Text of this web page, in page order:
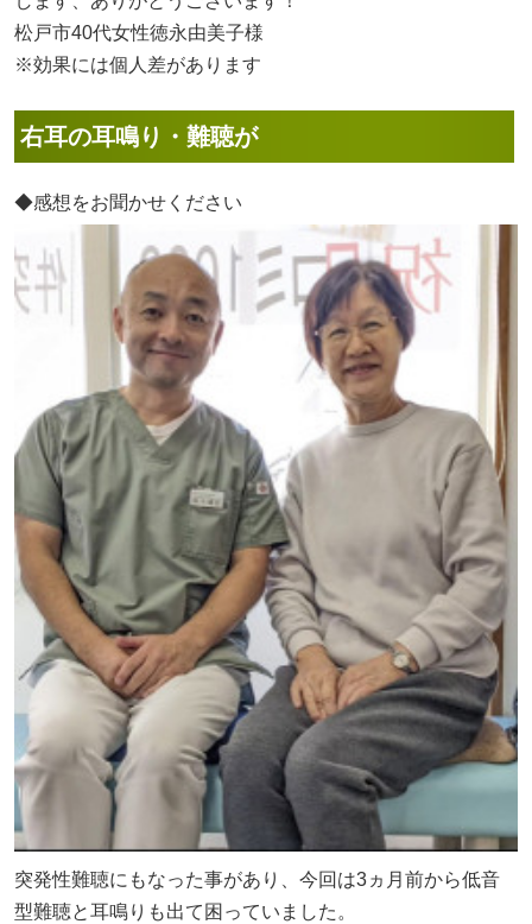
松戸市40代女性徳永由美子様
※効果には個人差があります
右耳の耳鳴り・難聴が
◆感想をお聞かせください
突発性難聴にもなった事があり、今回は3ヵ月前から低音
型難聴と耳鳴りも出て困っていました。